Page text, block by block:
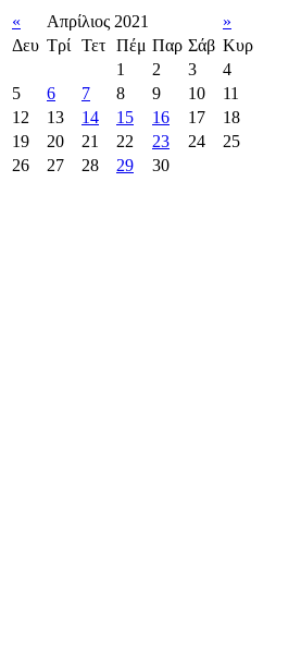
« Απρίλιος 2021
»
Δευ Τρί Τετ Πέμ Παρ Σάβ Κυρ
1
2 3
4
5
6 7 8 9 10
11
12
13 14 15 16 17
18
19
20 21 22 23 24
25
26
27 28 29 30